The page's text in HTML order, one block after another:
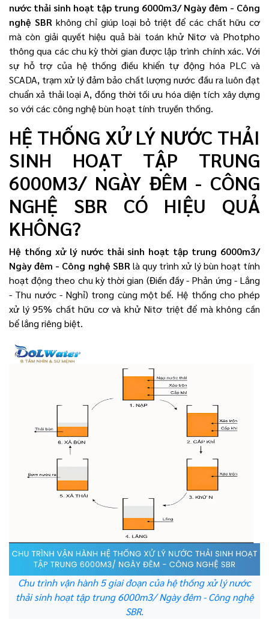
nước thải sinh hoạt tập trung 6000m3/ Ngày đêm - Công
nghệ SBR không chỉ giúp loại bỏ triệt để các chất hữu cơ
mà còn giải quyết hiệu quả bài toán khử Nitơ và Photpho
thông qua các chu kỳ thời gian được lập trình chính xác. Với
sự hỗ trợ của hệ thống điều khiển tự động hóa PLC và
SCADA, trạm xử lý đảm bảo chất lượng nước đầu ra luôn đạt
chuẩn xả thải loại A, đồng thời tối ưu hóa diện tích xây dựng
so với các công nghệ bùn hoạt tính truyền thống.
HỆ THỐNG XỬ LÝ NƯỚC THẢI
SINH HOẠT TẬP TRUNG
6000M3/ NGÀY ĐÊM - CÔNG
NGHỆ SBR CÓ HIỆU QUẢ
KHÔNG?
Hệ thống xử lý nước thải sinh hoạt tập trung 6000m3/
Ngày đêm - Công nghệ SBR là quy trình xử lý bùn hoạt tính
hoạt động theo chu kỳ thời gian (Điền đầy - Phản ứng - Lắng
- Thu nước - Nghỉ) trong cùng một bể. Hệ thống cho phép
xử lý 95% chất hữu cơ và khử Nitơ triệt để mà không cần
bể lắng riêng biệt.
Chu trình vận hành 5 giai đoạn của hệ thống xử lý nước
thải sinh hoạt tập trung 6000m3/ Ngày đêm - Công nghệ
SBR.